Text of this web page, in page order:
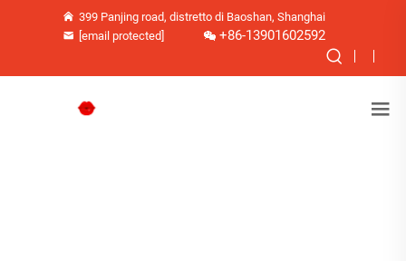
399 Panjing road, distretto di Baoshan, Shanghai
[email protected]
+86-13901602592